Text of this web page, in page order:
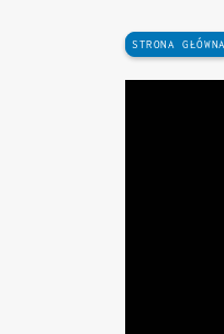
STRONA GŁÓWNA